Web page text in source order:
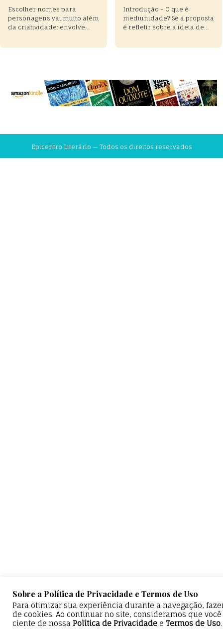
Escolher nomes para
personagens vai muito além
da criatividade: envolve
escritores para criar nomes
marcantes, autênticos e
inesquecíveis para suas
Introdução – O que é
mediunidade? Se a proposta
é refletir sobre a ideia de
Afinal, há textos que
parecem surgir de um lugar
difícil de nomear, como se
ultrapassassem a
Epicentro Literário — Todos os direitos reservados
Sobre a Política de Privacidade e Termos de Uso
Para otimizar sua experiência durante a navegação,
de cookies. Ao continuar no site, consideramos que você
ciente de nossa Política de Privacidade e Termos de Uso.